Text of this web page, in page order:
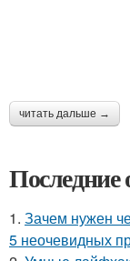
читать дальше →
Последние
1. Зачем нужен
5 неочевидных